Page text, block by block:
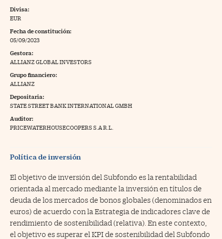
Pyme
Trading
a Cinco Días
Divisa:
EUR
Fecha de constitución:
05/09/2023
Gestora:
ALLIANZ GLOBAL INVESTORS
Grupo financiero:
ALLIANZ
Depositaria:
STATE STREET BANK INTERNATIONAL GMBH
Auditor:
PRICEWATERHOUSECOOPERS S.A R.L.
Política de inversión
El objetivo de inversión del Subfondo es la rentabilidad
orientada al mercado mediante la inversión en títulos de
deuda de los mercados de bonos globales (denominados en
euros) de acuerdo con la Estrategia de indicadores clave de
rendimiento de sostenibilidad (relativa). En este contexto,
el objetivo es superar el KPI de sostenibilidad del Subfondo